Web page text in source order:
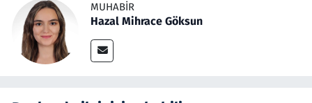
MUHABIR
Hazal Mihrace Göksun